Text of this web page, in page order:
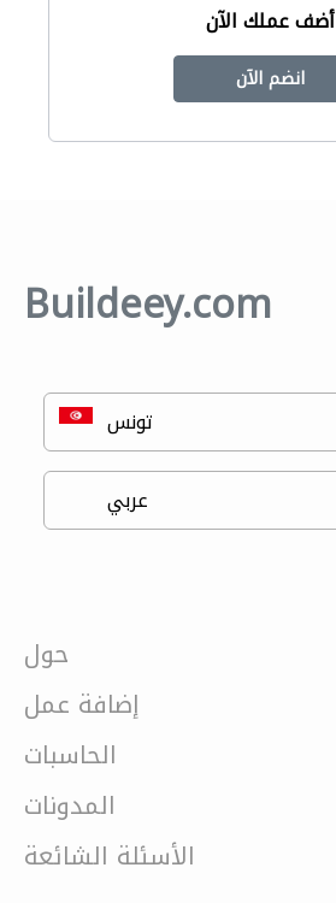
أضف عملك الآن
انضم الآن
Buildeey.com
حول
إضافة عمل
الحاسبات
المدونات
الأسئلة الشائعة